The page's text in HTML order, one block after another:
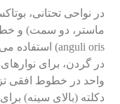
anguli oris) استفاده می‌شود.
واحد در خطوط افقی